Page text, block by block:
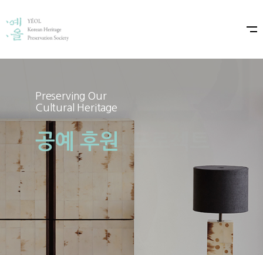
Preserving Our
Cultural Heritage
공예 후원
Preserving Our
Cultural Heritage
예올×샤넬 프로젝트